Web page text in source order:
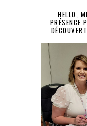
HELLO,
PRÉSENCE